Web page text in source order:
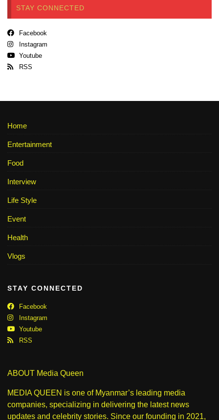
STAY CONNECTED
Facebook
Instagram
Youtube
RSS
Home
Entertainment
Food
Interview
Life Style
Event
Health
Vlogs
STAY CONNECTED
Facebook
Instagram
Youtube
RSS
ABOUT Media Queen
MEDIA QUEEN is one of Myanmar’s leading media
companies, specializing in delivering the latest news
updates and celebrity stories. Since our founding in 2021,